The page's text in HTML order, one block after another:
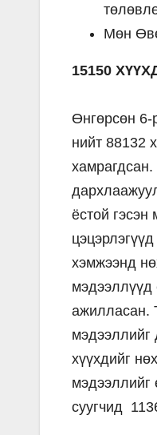
Мөн
15150
Өнгөрсөн
нийт 88132
ёстой
хэмжээнд
мэдээллүүд
ажилласан.
мэдээллийг
хүүхдийг
мэдээллийг
суугчид